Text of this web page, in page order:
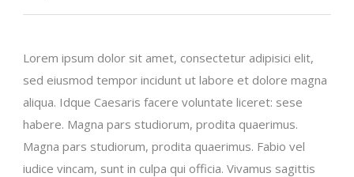
Lorem ipsum dolor sit amet, consectetur adipisici elit,
sed eiusmod tempor incidunt ut labore et dolore magna
aliqua. Idque Caesaris facere voluntate liceret: sese
habere. Magna pars studiorum, prodita quaerimus.
Magna pars studiorum, prodita quaerimus. Fabio vel
iudice vincam, sunt in culpa qui officia. Vivamus sagittis